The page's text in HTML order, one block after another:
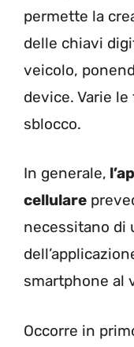
permette la
delle chiavi
veicolo,
device. Varie
sblocco.
In generale,
cellulare
necessitano di
smartphone al
Occorre in